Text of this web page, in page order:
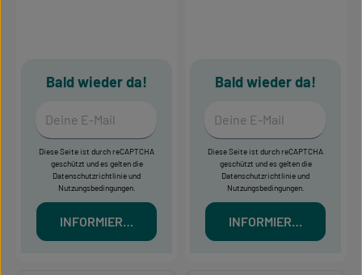
Bald wieder da!
Diese Seite ist durch reCAPTCHA
geschützt und es gelten die
Datenschutzrichtlinieund
Nutzungsbedingungen.
INFORMIERT MICH
Bald wieder da!
Diese Seite ist durch reCAPTCHA
geschützt und es gelten die
Datenschutzrichtlinieund
Nutzungsbedingungen.
INFORMIERT MICH